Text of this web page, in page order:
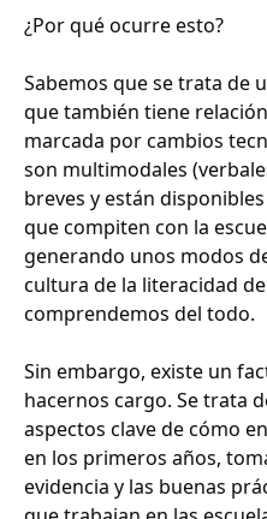
¿Por qué ocurre esto?
Sabemos que se trata de
que también tiene
marcada por cambios
son multimodales
breves y están
que compiten con la
generando unos modos
cultura de la literacidad
comprendemos del todo.
Sin embargo, existe un
hacernos cargo. Se trata
aspectos clave de cómo
en los primeros años,
evidencia y las buenas